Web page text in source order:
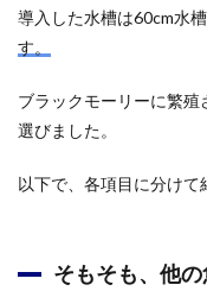
導入した水槽は60cm水
す。
ブラックモーリーに繁
選びました。
以下で、各項目に分けて
そもそも、他